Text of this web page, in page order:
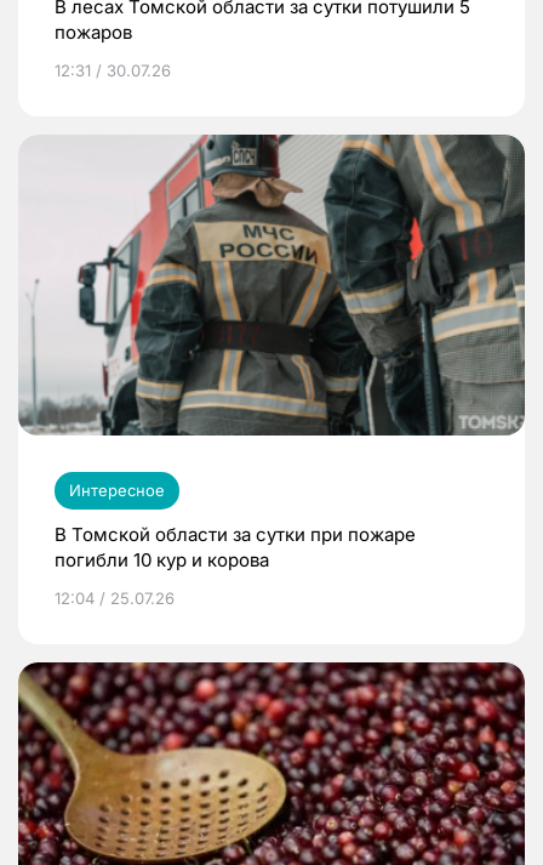
В лесах Томской области за сутки потушили 5
пожаров
12:31 / 30.07.26
Интересное
В Томской области за сутки при пожаре
погибли 10 кур и корова
12:04 / 25.07.26